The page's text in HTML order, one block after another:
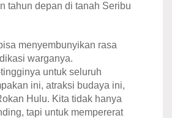
tahun depan di tanah Seribu
menyembunyikan rasa
warganya.
untuk seluruh
ini, atraksi budaya ini,
Hulu. Kita tidak hanya
tapi untuk mempererat